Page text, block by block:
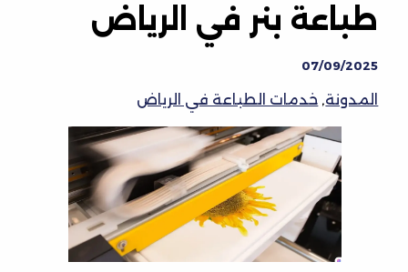
طباعة بنر في الرياض
07/09/2025
المدونة, خدمات الطباعة في الرياض